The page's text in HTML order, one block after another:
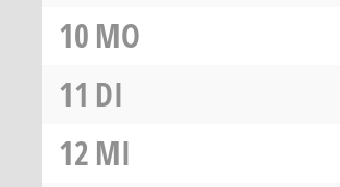
10MO
11 DI
12MI